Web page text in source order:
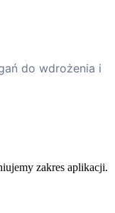
do wdrożenia i
zakres aplikacji.